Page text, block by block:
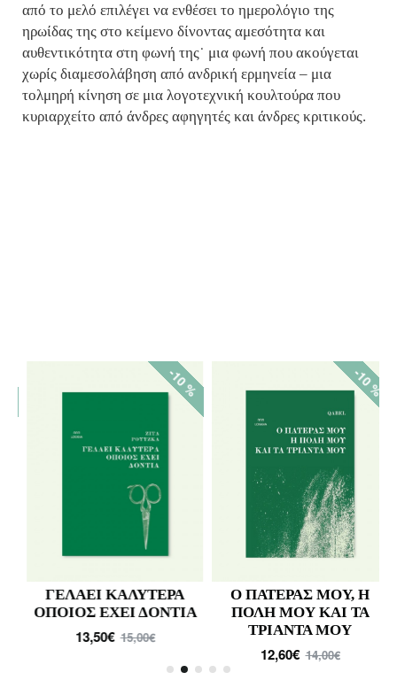
από το μελό επιλέγει να ενθέσει το ημερολόγιο της
ηρωίδας της στο κείμενο δίνοντας αμεσότητα και
αυθεντικότητα στη φωνή της˙ μια φωνή που ακούγεται
χωρίς διαμεσολάβηση από ανδρική ερμηνεία – μια
τολμηρή κίνηση σε μια λογοτεχνική κουλτούρα που
κυριαρχείτο από άνδρες αφηγητές και άνδρες κριτικούς.
-10 %
ΓΕΛΑΕΙ ΚΑΛΥΤΕΡΑ
ΟΠΟΙΟΣ ΕΧΕΙ ΔΟΝΤΙΑ
13,50€ 15,00€
-10 %
Ο ΠΑΤΕΡΑΣ ΜΟΥ, Η
ΠΟΛΗ ΜΟΥ ΚΑΙ ΤΑ
ΤΡΙΑΝΤΑ ΜΟΥ
12,60€ 14,00€